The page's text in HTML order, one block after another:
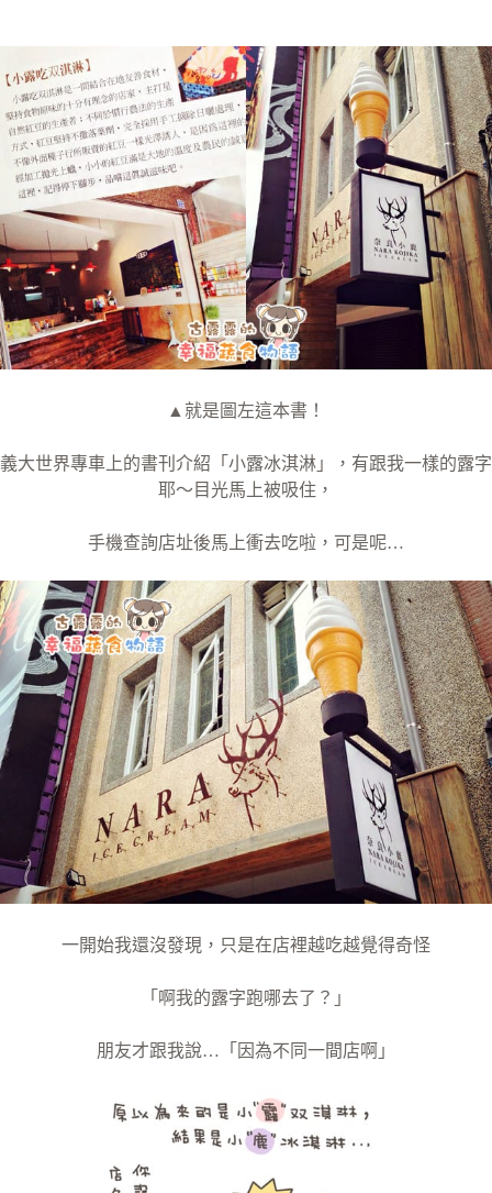
▲就是圖左這本書！
義大世界專車上的書刊介紹「小露冰淇淋」，有跟我一樣的露字
耶～目光馬上被吸住，
手機查詢店址後馬上衝去吃啦，可是呢…
一開始我還沒發現，只是在店裡越吃越覺得奇怪
「啊我的露字跑哪去了？」
朋友才跟我說…「因為不同一間店啊」